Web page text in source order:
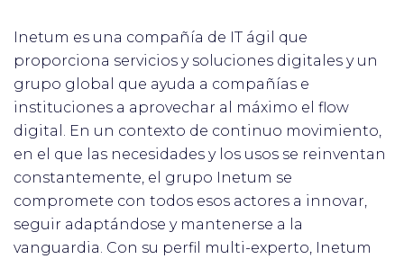
Inetum es una compañía de IT ágil que
proporciona servicios y soluciones digitales y un
grupo global que ayuda a compañías e
instituciones a aprovechar al máximo el flow
digital. En un contexto de continuo movimiento,
en el que las necesidades y los usos se reinventan
constantemente, el grupo Inetum se
compromete con todos esos actores a innovar,
seguir adaptándose y mantenerse a la
vanguardia. Con su perfil multi-experto, Inetum